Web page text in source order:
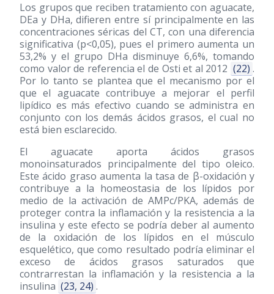
Los grupos que reciben tratamiento con aguacate,
DEa y DHa, difieren entre sí principalmente en las
concentraciones séricas del CT, con una diferencia
significativa (p<0,05), pues el primero aumenta un
53,2% y el grupo DHa disminuye 6,6%, tomando
como valor de referencia el de Osti et al 2012 (22) .
Por lo tanto se plantea que el mecanismo por el
que el aguacate contribuye a mejorar el perfil
lipídico es más efectivo cuando se administra en
conjunto con los demás ácidos grasos, el cual no
está bien esclarecido.
El aguacate aporta ácidos grasos
monoinsaturados principalmente del tipo oleico.
Este ácido graso aumenta la tasa de β-oxidación y
contribuye a la homeostasia de los lípidos por
medio de la activación de AMPc/PKA, además de
proteger contra la inflamación y la resistencia a la
insulina y este efecto se podría deber al aumento
de la oxidación de los lípidos en el músculo
esquelético, que como resultado podría eliminar el
exceso de ácidos grasos saturados que
contrarrestan la inflamación y la resistencia a la
insulina (23, 24) .